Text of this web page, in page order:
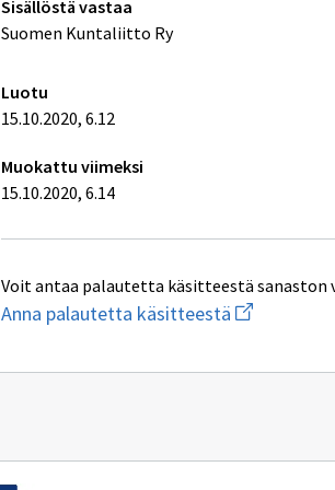
lisätiedot
Sisällöstä vastaa
Suomen Kuntaliitto Ry
Luotu
15.10.2020, 6.12
Muokattu viimeksi
15.10.2020, 6.14
Voit antaa palautetta käsitteestä sanaston
Anna palautetta käsitteestä Aloita
uuden
kirjoitus